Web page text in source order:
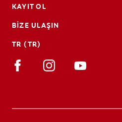
KAYIT OL
BIZE ULAŞIN
TR (TR)